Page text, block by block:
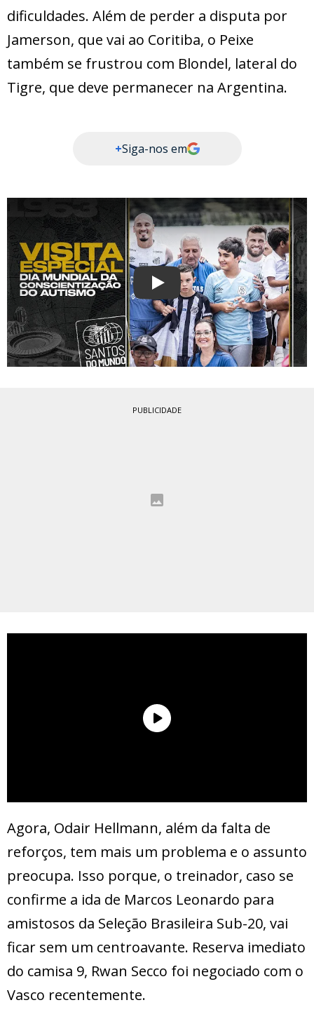
dificuldades. Além de perder a disputa por
Jamerson, que vai ao Coritiba, o Peixe
também se frustrou com Blondel, lateral do
Tigre, que deve permanecer na Argentina.
+Siga-nos em
Play
PUBLICIDADE
Agora, Odair Hellmann, além da falta de
reforços, tem mais um problema e o assunto
preocupa. Isso porque, o treinador, caso se
confirme a ida de Marcos Leonardo para
amistosos da Seleção Brasileira Sub-20, vai
ficar sem um centroavante. Reserva imediato
do camisa 9, Rwan Secco foi negociado com o
Vasco recentemente.